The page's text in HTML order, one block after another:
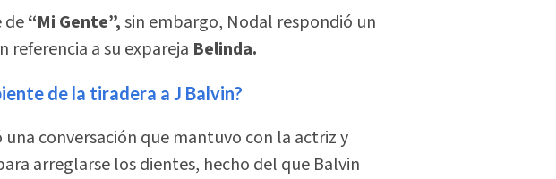
de“Mi Gente”,sin embargo, Nodal respondió un
a su expareja Belinda.
de la tiradera a J Balvin?
conversación que mantuvo con la actriz y
arreglarse los dientes, hecho del que Balvin